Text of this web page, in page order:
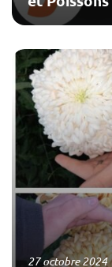
27 octobre 2024